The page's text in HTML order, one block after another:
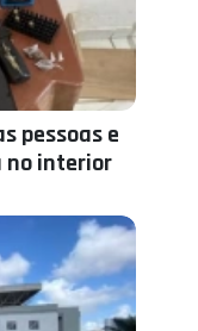
pessoas e
no interior